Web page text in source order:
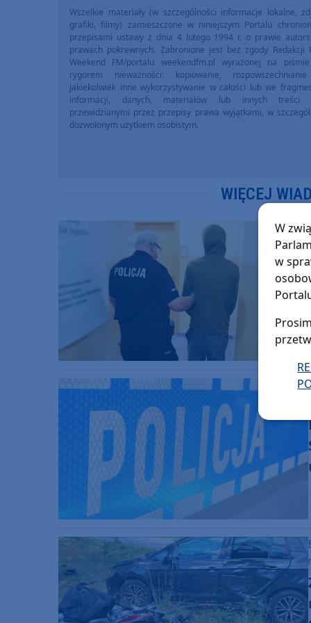
Wszelkie materiały (w szczególności informacje lokalne,
grafiki, filmy) zamieszczone w niniejszym Portalu
przepisami ustawy z dnia 4 lutego 1994 r. o prawie
prawach pokrewnych. Zabronione jest bez zgody Redakcji
Weekend FM/portalu weekendfm.pl wyrażonej na
rygorem nieważności: kopiowanie,
jakiekolwiek inne wykorzystywanie w całości lub we
informacji, danych, materiałów lub innych treści
przewidzianymi przez przepisy prawa wyjątkami, w
dozwolonym użytkiem osobistym.
WIĘCEJ
W
w